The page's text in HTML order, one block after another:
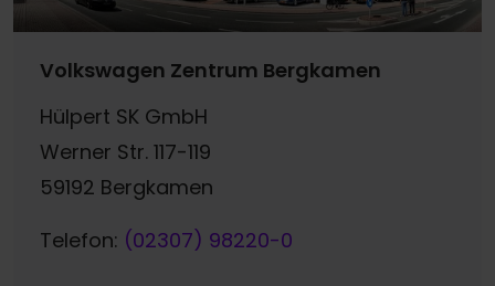
Volkswagen Zentrum Bergkamen
Hülpert SK GmbH
Werner Str. 117-119
59192 Bergkamen
Telefon: (02307) 98220-0